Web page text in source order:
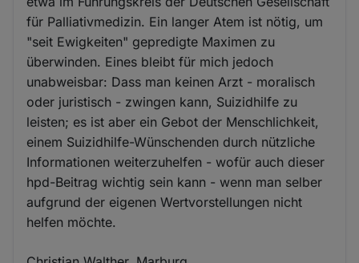
für Palliativmedizin. Ein langer Atem ist nötig, um
"seit Ewigkeiten" gepredigte Maximen zu
überwinden. Eines bleibt für mich jedoch
unabweisbar: Dass man keinen Arzt - moralisch
oder juristisch - zwingen kann, Suizidhilfe zu
leisten; es ist aber ein Gebot der Menschlichkeit,
einem Suizidhilfe-Wünschenden durch nützliche
Informationen weiterzuhelfen - wofür auch dieser
hpd-Beitrag wichtig sein kann - wenn man selber
aufgrund der eigenen Wertvorstellungen nicht
helfen möchte.